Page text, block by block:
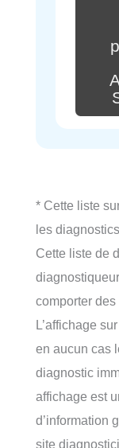
* Cette liste
les
Cette liste de
comporter
L’affichage
en aucun cas
diagnostic
affichage est
d’information
site